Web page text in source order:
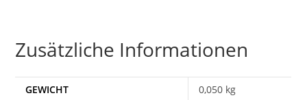
Zusätzliche Informationen
GEWICHT 0,050 kg